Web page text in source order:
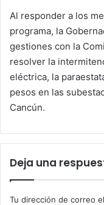
Al responder a los
programa, la
gestiones con la
resolver la
eléctrica, la
pesos en las
Cancún.
Deja una
Tu dirección de correo